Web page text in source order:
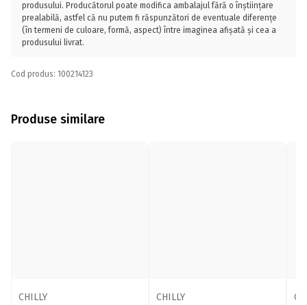
produsului. Producătorul poate modifica ambalajul fără o înștiințare
prealabilă, astfel că nu putem fi răspunzători de eventuale diferențe
(în termeni de culoare, formă, aspect) între imaginea afișată și cea a
produsului livrat.
Cod produs: 100214123
Produse similare
CHILLY
CHILLY